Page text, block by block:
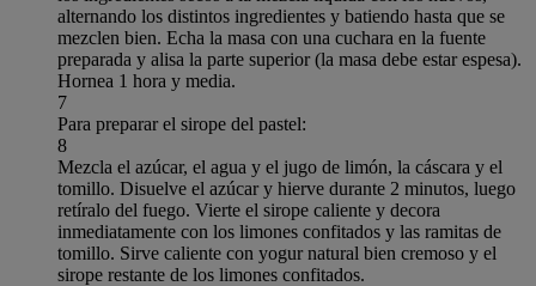
alternando los distintos ingredientes y batiendo hasta que se
mezclen bien. Echa la masa con una cuchara en la fuente
preparada y alisa la parte superior (la masa debe estar espesa).
Hornea 1 hora y media.
7
Para preparar el sirope del pastel:
8
Mezcla el azúcar, el agua y el jugo de limón, la cáscara y el
tomillo. Disuelve el azúcar y hierve durante 2 minutos, luego
retíralo del fuego. Vierte el sirope caliente y decora
inmediatamente con los limones confitados y las ramitas de
tomillo. Sirve caliente con yogur natural bien cremoso y el
sirope restante de los limones confitados.